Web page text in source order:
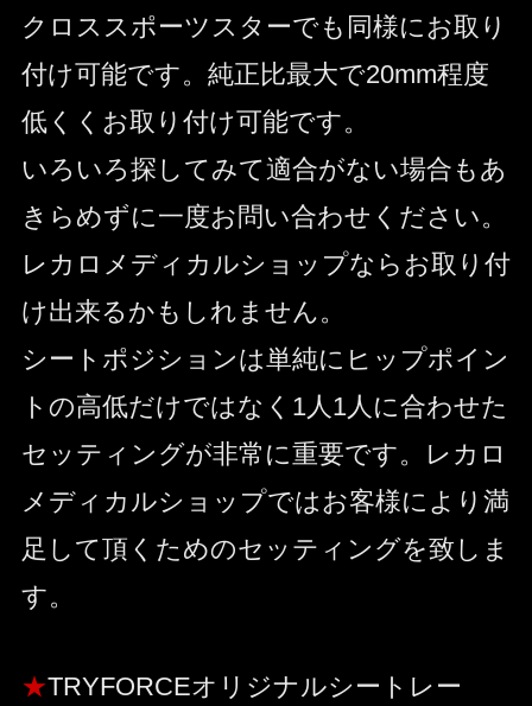
クロススポーツスターでも同様にお取り
付け可能です。純正比最大で20mm程度
低くくお取り付け可能です。
いろいろ探してみて適合がない場合もあ
きらめずに一度お問い合わせください。
レカロメディカルショップならお取り付
け出来るかもしれません。
シートポジションは単純にヒップポイン
トの高低だけではなく1人1人に合わせた
セッティングが非常に重要です。レカロ
メディカルショップではお客様により満
足して頂くためのセッティングを致しま
す。
★TRYFORCEオリジナルシートレー